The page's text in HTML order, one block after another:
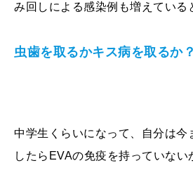
み回しによる感染例も増えてい
虫歯を取るかキス病を取るか
中学生くらいになって、自分は
したらEVAの免疫を持っていな